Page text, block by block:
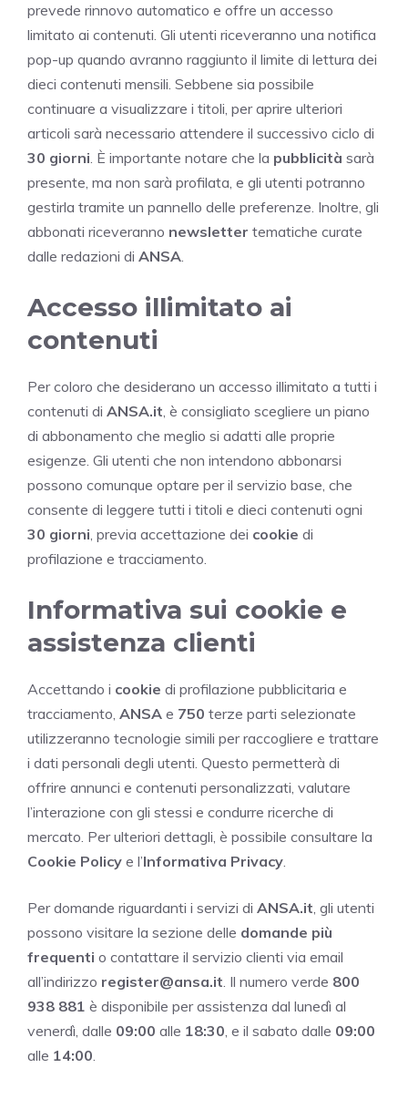
prevede rinnovo automatico e offre un accesso
limitato ai contenuti. Gli utenti riceveranno una notifica
pop-up quando avranno raggiunto il limite di lettura dei
dieci contenuti mensili. Sebbene sia possibile
continuare a visualizzare i titoli, per aprire ulteriori
articoli sarà necessario attendere il successivo ciclo di
30 giorni. È importante notare che la pubblicità sarà
presente, ma non sarà profilata, e gli utenti potranno
gestirla tramite un pannello delle preferenze. Inoltre, gli
abbonati riceveranno newsletter tematiche curate
dalle redazioni di ANSA.
Accesso illimitato ai
contenuti
Per coloro che desiderano un accesso illimitato a tutti i
contenuti di ANSA.it, è consigliato scegliere un piano
di abbonamento che meglio si adatti alle proprie
esigenze. Gli utenti che non intendono abbonarsi
possono comunque optare per il servizio base, che
consente di leggere tutti i titoli e dieci contenuti ogni
30 giorni, previa accettazione dei cookie di
profilazione e tracciamento.
Informativa sui cookie e
assistenza clienti
Accettando i cookie di profilazione pubblicitaria e
tracciamento, ANSA e 750 terze parti selezionate
utilizzeranno tecnologie simili per raccogliere e trattare
i dati personali degli utenti. Questo permetterà di
offrire annunci e contenuti personalizzati, valutare
l’interazione con gli stessi e condurre ricerche di
mercato. Per ulteriori dettagli, è possibile consultare la
Cookie Policy e l’Informativa Privacy.
Per domande riguardanti i servizi di ANSA.it, gli utenti
possono visitare la sezione delle domande più
frequenti o contattare il servizio clienti via email
all’indirizzo register@ansa.it. Il numero verde 800
938 881 è disponibile per assistenza dal lunedì al
venerdì, dalle 09:00 alle 18:30, e il sabato dalle 09:00
alle 14:00.